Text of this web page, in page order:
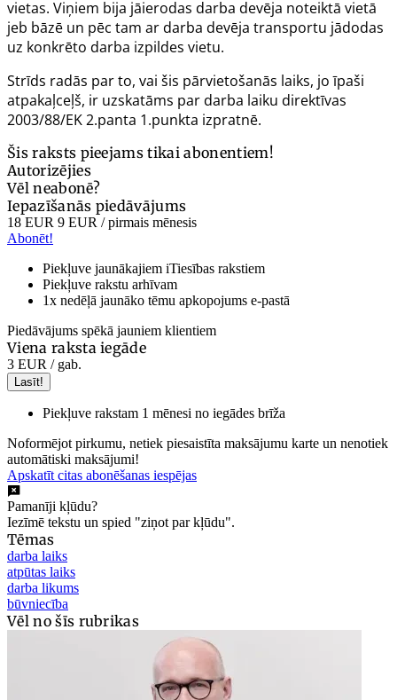
vietas. Viņiem bija jāierodas darba devēja noteiktā vietā
jeb bāzē un pēc tam ar darba devēja transportu jādodas
uz konkrēto darba izpildes vietu.
Strīds radās par to, vai šis pārvietošanās laiks, jo īpaši
atpakaļceļš, ir uzskatāms par darba laiku direktīvas
2003/88/EK 2.panta 1.punkta izpratnē.
Šis raksts pieejams tikai abonentiem!
Autorizējies
Vēl neabonē?
Iepazīšanās piedāvājums
18 EUR 9 EUR / pirmais mēnesis
Abonēt!
Piekļuve jaunākajiem iTiesības rakstiem
Piekļuve rakstu arhīvam
1x nedēļā jaunāko tēmu apkopojums e-pastā
Piedāvājums spēkā jauniem klientiem
Viena raksta iegāde
3 EUR / gab.
Lasīt!
Piekļuve rakstam 1 mēnesi no iegādes brīža
Noformējot pirkumu, netiek piesaistīta maksājumu karte un nenotiek
automātiski maksājumi!
Apskatīt citas abonēšanas iespējas
Pamanīji kļūdu?
Iezīmē tekstu un spied "ziņot par kļūdu".
Tēmas
darba laiks
atpūtas laiks
darba likums
būvniecība
Vēl no šīs rubrikas